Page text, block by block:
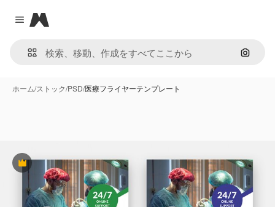
Close menu
Magnific
画像で
ホーム/ストック/PSD/医療フライヤーテンプレート
Premium